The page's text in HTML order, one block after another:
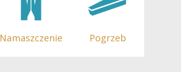
Namaszczenie Pogrzeb